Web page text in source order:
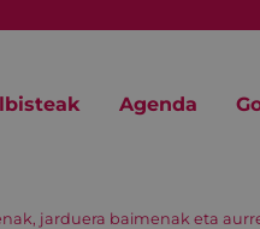
Agenda
jarduera baimenak eta